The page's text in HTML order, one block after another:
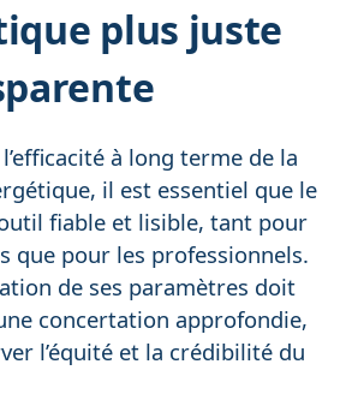
plus juste
à long terme de la
il est essentiel que le
fiable et lisible, tant pour
que pour les professionnels.
de ses paramètres doit
concertation approfondie,
l’équité et la crédibilité du